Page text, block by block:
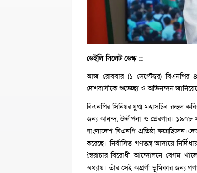
ডেইলি সিলেট ডেস্ক ::
আজ রোববার (১ সেপ্টেম্বর) বিএনপির
দেশবাসীকে শুভেচ্ছা ও অভিনন্দন
বিএনপির সিনিয়র যুগ্ম মহাসচিব রুহুল
জন্য আনন্দ, উদ্দীপনা ও প্রেরণার। ১৯৭৮
বাংলাদেশ বিএনপি প্রতিষ্ঠা
করেছে। নির্বাসিত গণতন্ত্র আদায়ে
স্বৈরাচার বিরোধী আন্দোলনে বেগম
অধ্যায়। তাঁর সেই অগ্রণী ভূমিকার জন্য